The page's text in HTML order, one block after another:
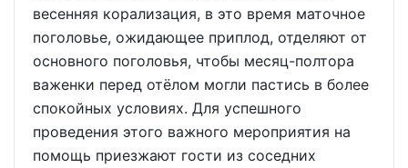
весенняя корализация, в это время маточное
поголовье, ожидающее приплод, отделяют от
основного поголовья, чтобы месяц-полтора
важенки перед отёлом могли пастись в более
спокойных условиях. Для успешного
проведения этого важного мероприятия на
помощь приезжают гости из соседних